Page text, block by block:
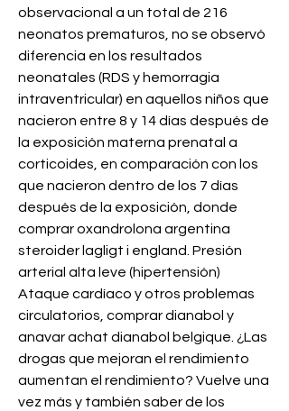
observacional a un total de 216
neonatos prematuros, no se observó
diferencia en los resultados
neonatales (RDS y hemorragia
intraventricular) en aquellos niños que
nacieron entre 8 y 14 días después de
la exposición materna prenatal a
corticoides, en comparación con los
que nacieron dentro de los 7 días
después de la exposición, donde
comprar oxandrolona argentina
steroider lagligt i england. Presión
arterial alta leve (hipertensión)
Ataque cardíaco y otros problemas
circulatorios, comprar dianabol y
anavar achat dianabol belgique. ¿Las
drogas que mejoran el rendimiento
aumentan el rendimiento? Vuelve una
vez más y también saber de los